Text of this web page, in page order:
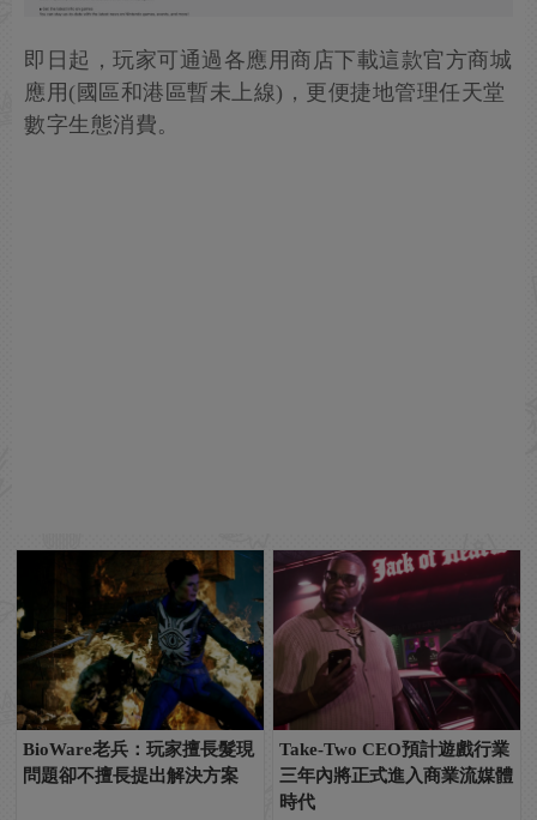
即日起，玩家可通過各應用商店下載這款官方商城
應用(國區和港區暫未上線)，更便捷地管理任天堂
數字生態消費。
BioWare老兵：玩家擅長髮現
問題卻不擅長提出解決方案
Take-Two CEO預計遊戲行業
三年內將正式進入商業流媒體
時代